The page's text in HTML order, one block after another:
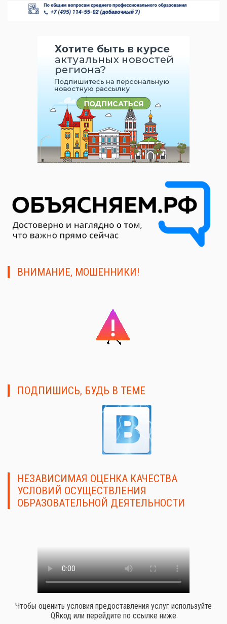
ВНИМАНИЕ, МОШЕННИКИ!
ПОДПИШИСЬ, БУДЬ В ТЕМЕ
НЕЗАВИСИМАЯ ОЦЕНКА КАЧЕСТВА
УСЛОВИЙ ОСУЩЕСТВЛЕНИЯ
ОБРАЗОВАТЕЛЬНОЙ ДЕЯТЕЛЬНОСТИ
Чтобы оценить условия предоставления услуг используйте
QRкод или перейдите по ссылке ниже